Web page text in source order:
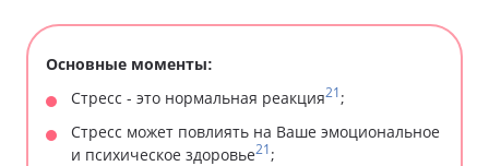
Основные моменты:
Стресс - это нормальная реакция21;
Стресс может повлиять на Ваше эмоциональное
и психическое здоровье21;